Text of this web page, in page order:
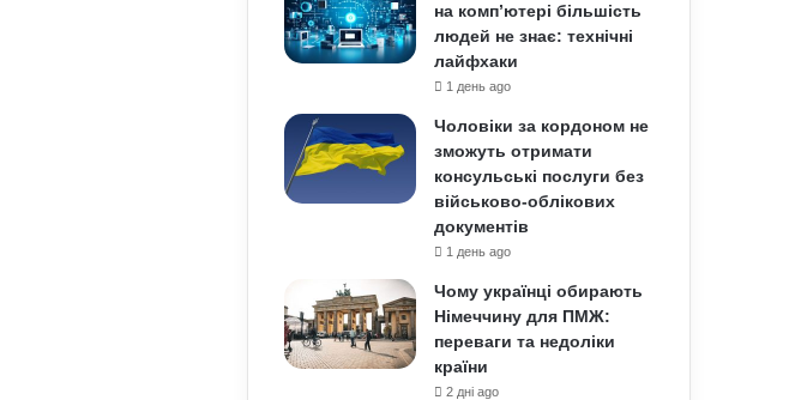
на комп’ютері більшість
людей не знає: технічні
лайфхаки
1 день ago
Чоловіки за кордоном не
зможуть отримати
консульські послуги без
військово-облікових
документів
1 день ago
Чому українці обирають
Німеччину для ПМЖ:
переваги та недоліки
країни
2 дні ago